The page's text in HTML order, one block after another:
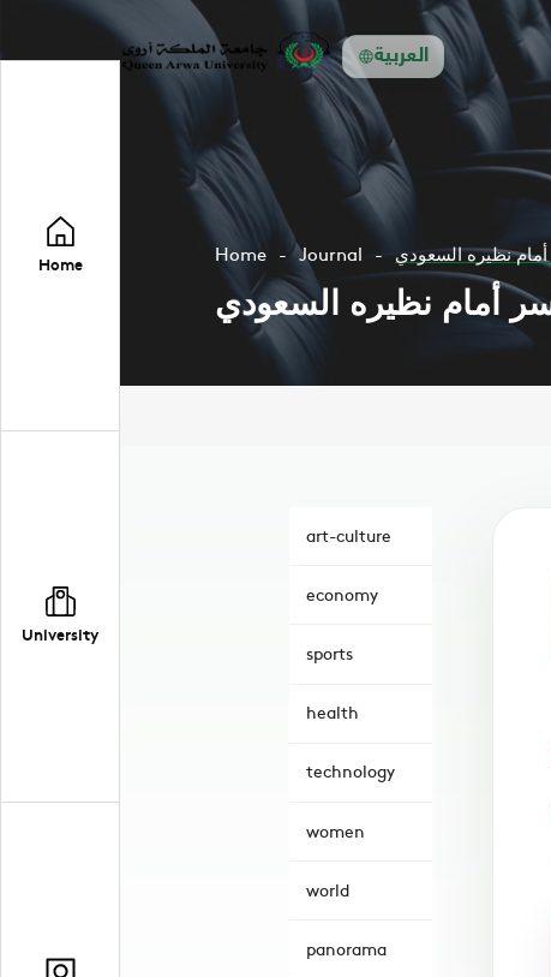
العربية
Home
University
Home Journal
art-culture
economy
sports
health
technology
women
world
panorama